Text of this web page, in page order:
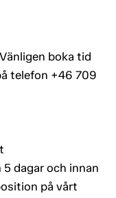
boka tid
telefon +46 709
dagar och innan
på vårt